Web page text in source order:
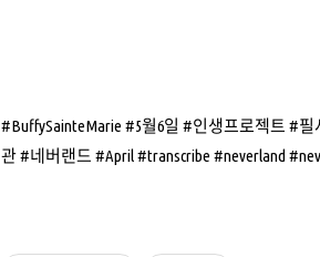
#BuffySainteMarie #5월6일 #인생프로젝트 #
관 #네버랜드 #April #transcribe #neverland